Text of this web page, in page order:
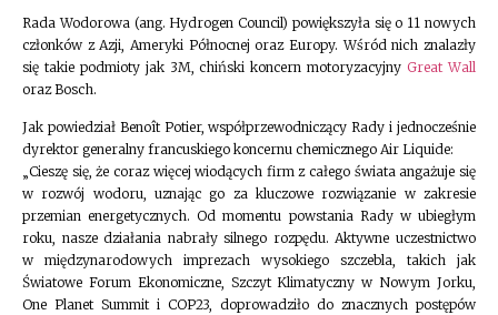
Rada Wodorowa (ang. Hydrogen Council) powiększyła się o 11 nowych
członków z Azji, Ameryki Północnej oraz Europy. Wśród nich znalazły
się takie podmioty jak 3M, chiński koncern motoryzacyjnyGreat Wall
oraz Bosch.
Jak powiedział Benoît Potier, współprzewodniczący Rady i jednocześnie
dyrektor generalny francuskiego koncernu chemicznego Air Liquide:
„Cieszę się, że coraz więcej wiodących firm z całego świata angażuje się
w rozwój wodoru, uznając go za kluczowe rozwiązanie w zakresie
przemian energetycznych. Od momentu powstania Rady w ubiegłym
roku, nasze działania nabrały silnego rozpędu. Aktywne uczestnictwo
w międzynarodowych imprezach wysokiego szczebla, takich jak
Światowe Forum Ekonomiczne, Szczyt Klimatyczny w Nowym Jorku,
One Planet Summit i COP23, doprowadziło do znacznych postępów